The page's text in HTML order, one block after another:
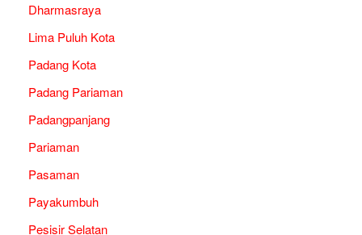
Dharmasraya
Lima Puluh Kota
Padang Kota
Padang Pariaman
Padangpanjang
Pariaman
Pasaman
Payakumbuh
Pesisir Selatan